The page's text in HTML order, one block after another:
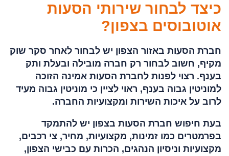
כיצד לבחור שירותי הסעות
אוטובוסים בצפון?
חברת הסעות באזור הצפון יש לבחור לאחר סקר שוק
מקיף, חשוב לבחור רק חברה מובילה ובעלת ותק
בענף. רצוי לפנות לחברת הסעות אמינה הזוכה
למוניטין גבוה בענף, ראוי לציין כי מוניטין גבוה מעיד
לרוב על איכות השירות ומקצועיות החברה.
בעת חיפוש חברת הסעות בצפון יש להתמקד
בפרמטרים כמו זמינות, מקצועיות, מחיר, צי רכבים,
מקצועיות וניסיון הנהגים, הכרות עם כבישי הצפון,